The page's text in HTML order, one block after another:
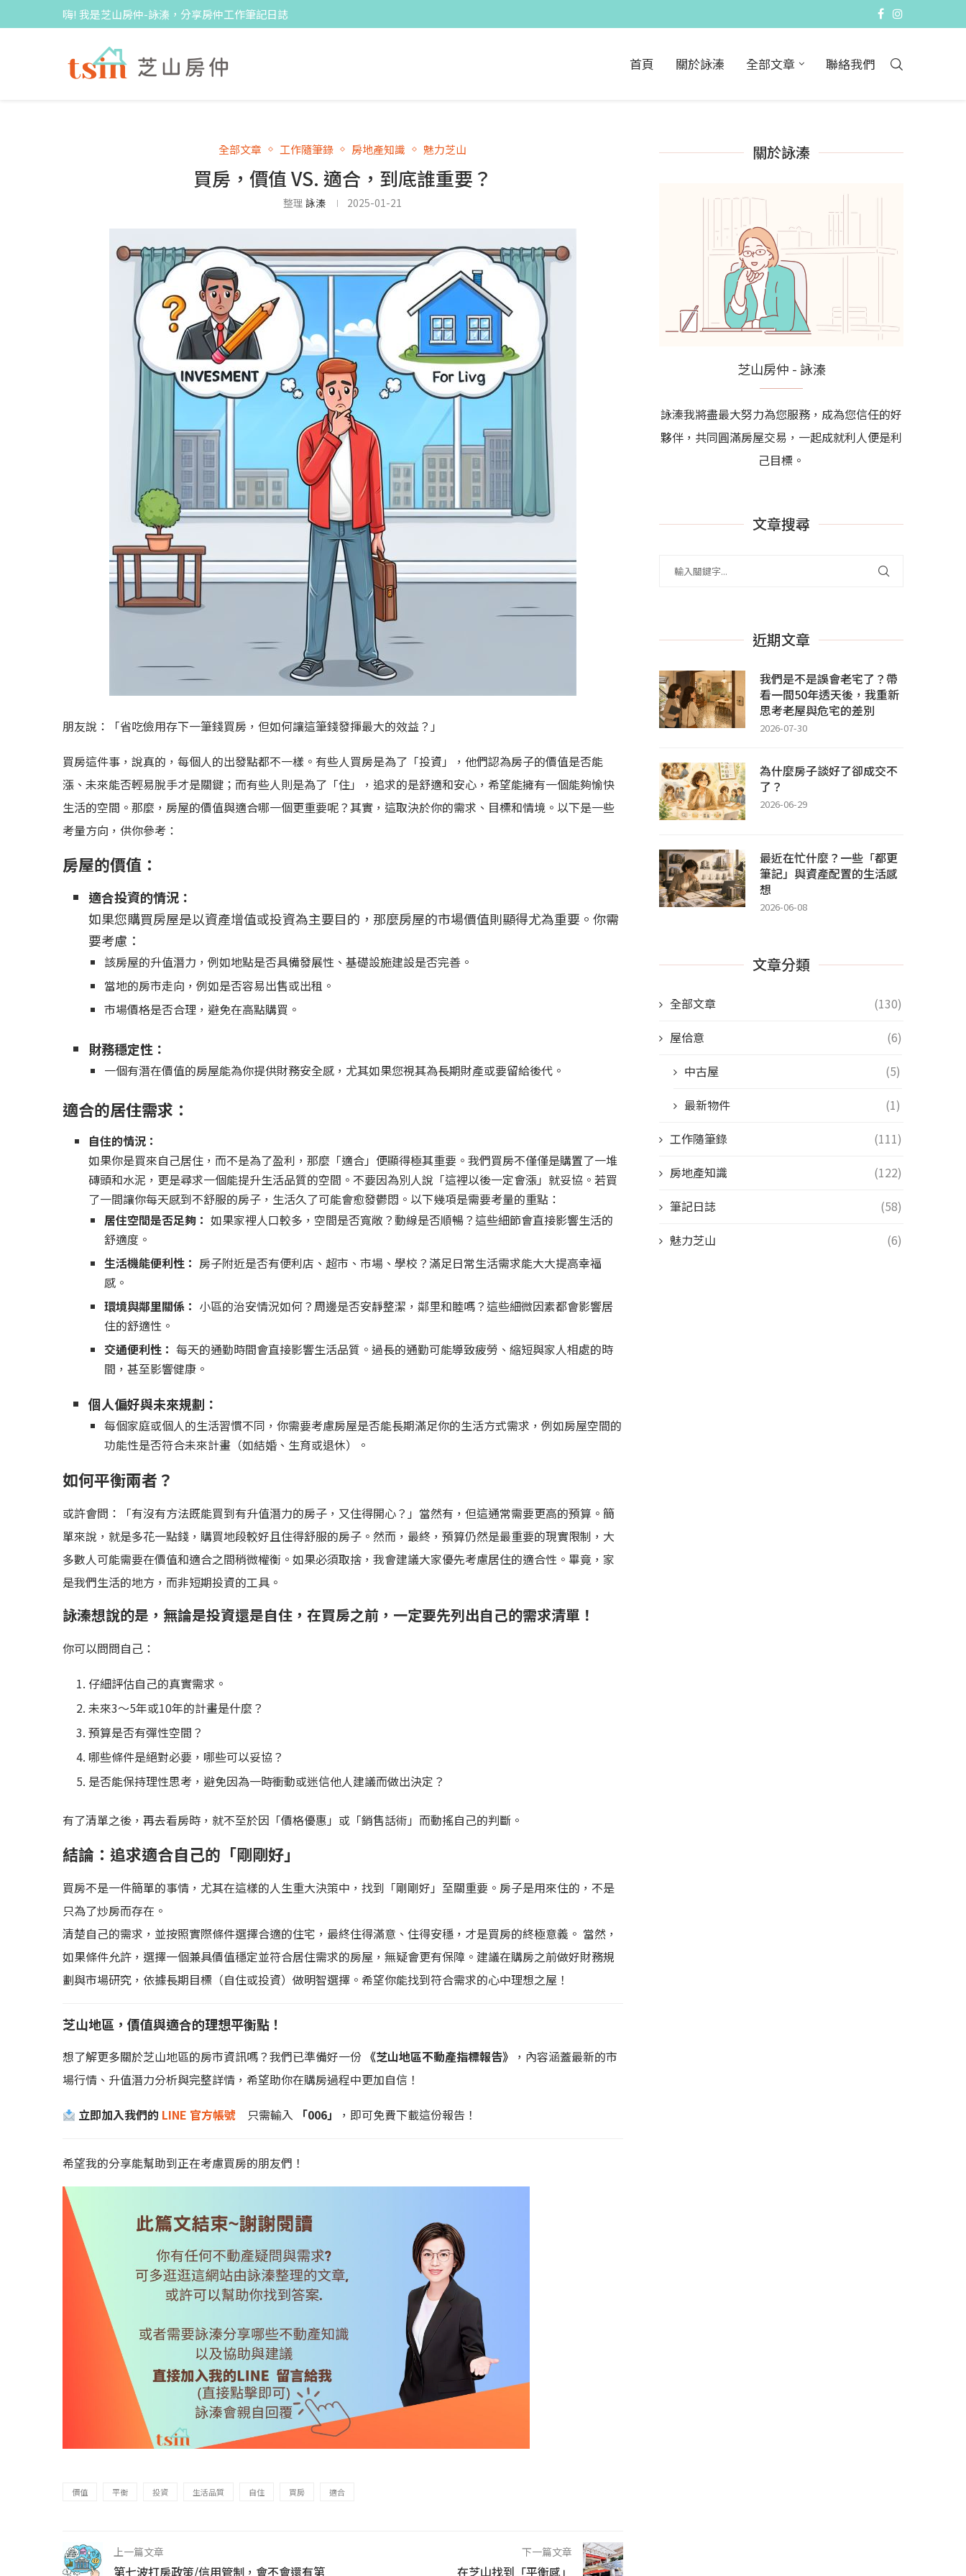
嗨! 我是芝山房仲-詠溱，分享房仲工作筆記日誌
首頁 關於詠溱 全部文章 聯絡我們
全部文章 工作隨筆錄 房地產知識 魅力芝山
買房，價值 VS. 適合，到底誰重要？
整理詠溱 2025-01-21
朋友說：「省吃儉用存下一筆錢買房，但如何讓這筆錢發揮最大的效益？」
買房這件事，說真的，每個人的出發點都不一樣。有些人買房是為了「投資」，他們認為房子的價值是否能
漲、未來能否輕易脫手才是關鍵；而有些人則是為了「住」，追求的是舒適和安心，希望能擁有一個能夠愉快
生活的空間。那麼，房屋的價值與適合哪一個更重要呢？其實，這取決於你的需求、目標和情境。以下是一些
考量方向，供你參考：
房屋的價值：
適合投資的情況：
如果您購買房屋是以資產增值或投資為主要目的，那麼房屋的市場價值則顯得尤為重要。你需
要考慮：
該房屋的升值潛力，例如地點是否具備發展性、基礎設施建設是否完善。
當地的房市走向，例如是否容易出售或出租。
市場價格是否合理，避免在高點購買。
財務穩定性：
一個有潛在價值的房屋能為你提供財務安全感，尤其如果您視其為長期財產或要留給後代。
適合的居住需求：
自住的情況：
如果你是買來自己居住，而不是為了盈利，那麼「適合」便顯得極其重要。我們買房不僅僅是購置了一堆
磚頭和水泥，更是尋求一個能提升生活品質的空間。不要因為別人說「這裡以後一定會漲」就妥協。若買
了一間讓你每天感到不舒服的房子，生活久了可能會愈發鬱悶。以下幾項是需要考量的重點：
居住空間是否足夠： 如果家裡人口較多，空間是否寬敞？動線是否順暢？這些細節會直接影響生活的
舒適度。
生活機能便利性： 房子附近是否有便利店、超市、市場、學校？滿足日常生活需求能大大提高幸福
感。
環境與鄰里關係： 小區的治安情況如何？周邊是否安靜整潔，鄰里和睦嗎？這些細微因素都會影響居
住的舒適性。
交通便利性： 每天的通勤時間會直接影響生活品質。過長的通勤可能導致疲勞、縮短與家人相處的時
間，甚至影響健康。
個人偏好與未來規劃：
每個家庭或個人的生活習慣不同，你需要考慮房屋是否能長期滿足你的生活方式需求，例如房屋空間的
功能性是否符合未來計畫（如結婚、生育或退休）。
如何平衡兩者？
或許會問：「有沒有方法既能買到有升值潛力的房子，又住得開心？」當然有，但這通常需要更高的預算。簡
單來說，就是多花一點錢，購買地段較好且住得舒服的房子。然而，最終，預算仍然是最重要的現實限制，大
多數人可能需要在價值和適合之間稍微權衡。如果必須取捨，我會建議大家優先考慮居住的適合性。畢竟，家
是我們生活的地方，而非短期投資的工具。
詠溱想說的是，無論是投資還是自住，在買房之前，一定要先列出自己的需求清單！
你可以問問自己：
仔細評估自己的真實需求。
未來3～5年或10年的計畫是什麼？
預算是否有彈性空間？
哪些條件是絕對必要，哪些可以妥協？
是否能保持理性思考，避免因為一時衝動或迷信他人建議而做出決定？
有了清單之後，再去看房時，就不至於因「價格優惠」或「銷售話術」而動搖自己的判斷。
結論：追求適合自己的「剛剛好」
買房不是一件簡單的事情，尤其在這樣的人生重大決策中，找到「剛剛好」至關重要。房子是用來住的，不是
只為了炒房而存在。
清楚自己的需求，並按照實際條件選擇合適的住宅，最終住得滿意、住得安穩，才是買房的終極意義。 當然，
如果條件允許，選擇一個兼具價值穩定並符合居住需求的房屋，無疑會更有保障。建議在購房之前做好財務規
劃與市場研究，依據長期目標（自住或投資）做明智選擇。希望你能找到符合需求的心中理想之屋！
芝山地區，價值與適合的理想平衡點！
想了解更多關於芝山地區的房市資訊嗎？我們已準備好一份 《芝山地區不動產指標報告》 ，內容涵蓋最新的市
場行情、升值潛力分析與完整詳情，希望助你在購房過程中更加自信！
立即加入我們的 LINE 官方帳號 只需輸入 「006」 ，即可免費下載這份報告！
希望我的分享能幫助到正在考慮買房的朋友們！
價值 平衡 投資 生活品質 自住 買房 適合
上一篇文章
第七波打房政策/信用管制，會不會還有第
下一篇文章
在芝山找到「平衡感」
關於詠溱
芝山房仲 - 詠溱
詠溱我將盡最大努力為您服務，成為您信任的好
夥伴，共同圓滿房屋交易，一起成就利人便是利
己目標。
文章搜尋
近期文章
我們是不是誤會老宅了？帶
看一間50年透天後，我重新
思考老屋與危宅的差別
2026-07-30
為什麼房子談好了卻成交不
了？
2026-06-29
最近在忙什麼？一些「都更
筆記」與資產配置的生活感
想
2026-06-08
文章分類
全部文章
(130)
屋佮意
(6)
中古屋
(5)
最新物件
(1)
工作隨筆錄
(111)
房地產知識
(122)
筆記日誌
(58)
魅力芝山
(6)